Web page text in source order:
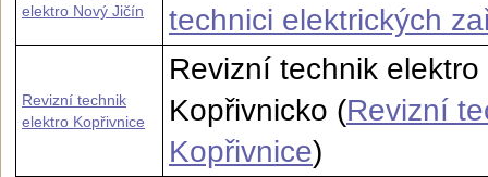
elektro Nový Jičín
technici elektrických
Revizní technik
elektro Kopřivnice
Revizní technik
Kopřivnicko (Revizní
Kopřivnice)